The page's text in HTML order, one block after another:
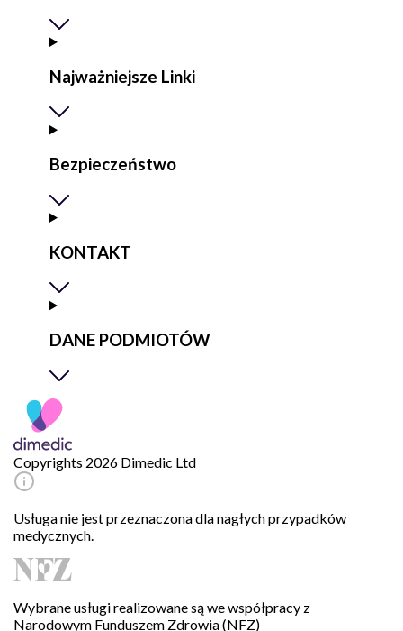
Najważniejsze Linki
Bezpieczeństwo
KONTAKT
DANE PODMIOTÓW
Copyrights 2026 Dimedic Ltd
Usługa nie jest przeznaczona dla nagłych przypadków
medycznych.
Wybrane usługi realizowane są we współpracy z
Narodowym Funduszem Zdrowia (NFZ)